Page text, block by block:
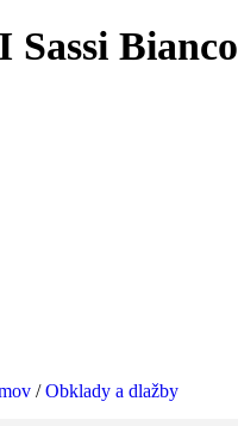
Sassi Bianco
/ Obklady a dlažby